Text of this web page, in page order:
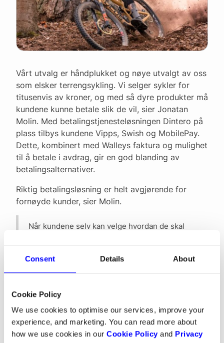
Consent Details About
Cookie Policy
We use cookies to optimise our services, improve your
experience, and marketing. You can read more about
how we use cookies in our Cookie Policy and Privacy
Vårt utvalg er håndplukket og nøye utvalgt av oss
som elsker terrengsykling. Vi selger sykler for
titusenvis av kroner, og med så dyre produkter må
kundene kunne betale slik de vil, sier Jonatan
Molin. Med betalingstjenesteløsningen Dintero på
plass tilbys kundene Vipps, Swish og MobilePay.
Dette, kombinert med Walleys faktura og mulighet
til å betale i avdrag, gir en god blanding av
betalingsalternativer.
Riktig betalingsløsning er helt avgjørende for
fornøyde kunder, sier Molin.
Når kundene selv kan velge hvordan de skal
fornøyde kunder.
oversiktlige checkouten og lav pris. Og med sin
egen personlige kundekontakt føler Jonatan Molin
seg trygg hele døgnet.